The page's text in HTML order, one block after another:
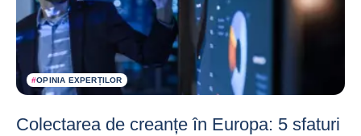
#OPINIA EXPERȚILOR
Colectarea de creanțe în Europa: 5 sfaturi